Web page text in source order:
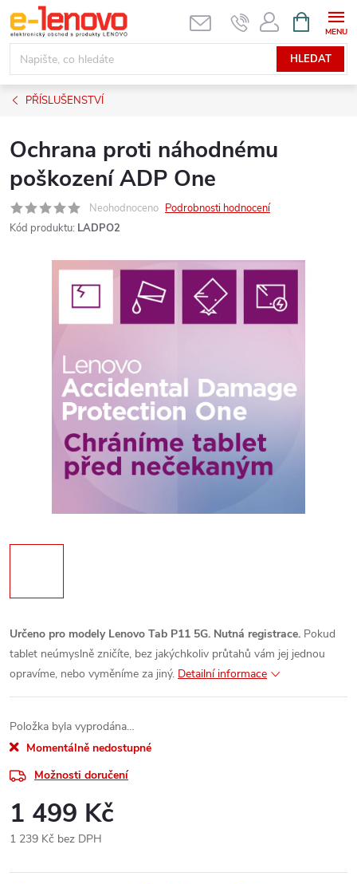
Přejít
na
obsah
HLEDAT
NÁKUPNÍ
KOŠÍK
PŘÍSLUŠENSTVÍ
Ochrana proti náhodnému
poškození ADP One
Neohodnoceno Podrobnosti hodnocení
Kód produktu: LADPO2
Určeno pro modely Lenovo Tab P11 5G. Nutná registrace. Pokud
tablet neúmyslně zničíte, bez jakýchkoliv průtahů vám jej jednou
opravíme, nebo vyměníme za jiný. Detailní informace
Položka byla vyprodána…
Momentálně nedostupné
Možnosti doručení
1 499 Kč
1 239 Kč bez DPH
cena: